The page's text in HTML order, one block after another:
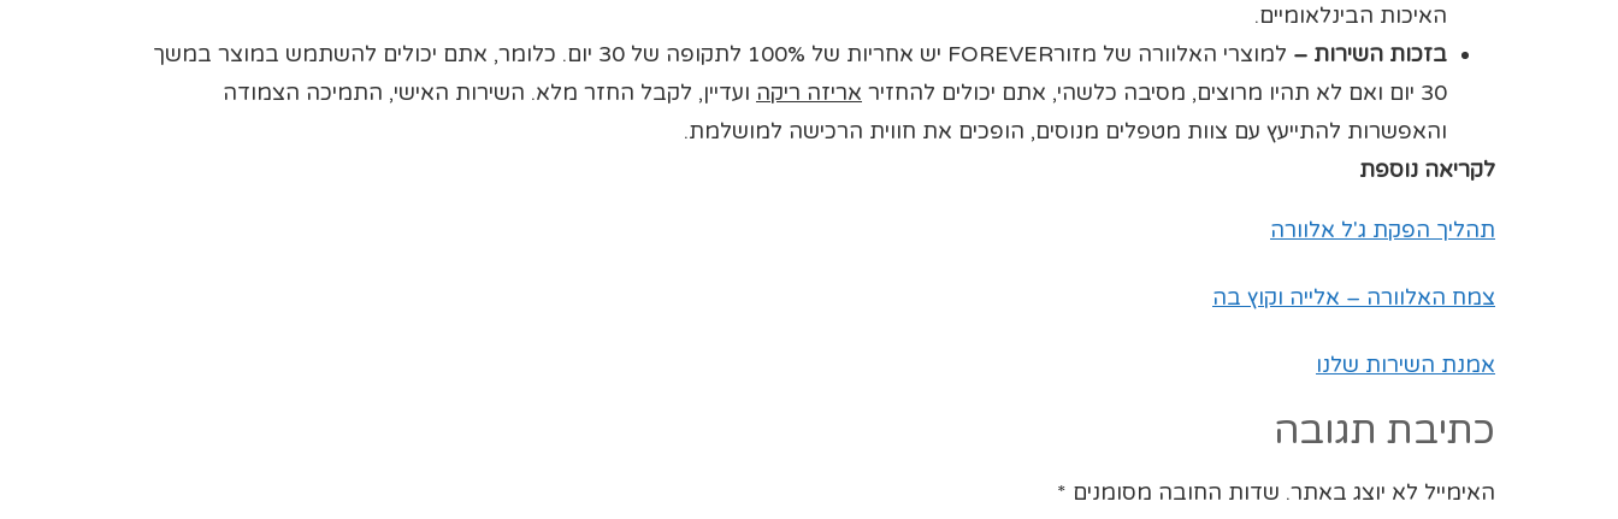
האיכות הבינלאומיים.
בזכות השירות –
למוצרי האלוורה של מזורFOREVER יש אחריות של 100% לתקופה של 30 יום. כלומר, אתם יכולים להשתמש במוצר במשך
30 יום ואם לא תהיו מרוצים, מסיבה כלשהי, אתם יכולים להחזיר
אריזה ריקה ועדיין, לקבל החזר מלא. השירות האישי, התמיכה הצמודה
והאפשרות להתייעץ עם צוות מטפלים מנוסים, הופכים את חווית הרכישה למושלמת.
לקריאה נוספת
תהליך הפקת ג'ל אלוורה
צמח האלוורה – אלייה וקוץ בה
אמנת השירות שלנו
כתיבת תגובה
האימייל לא יוצג באתר. שדות החובה מסומנים *